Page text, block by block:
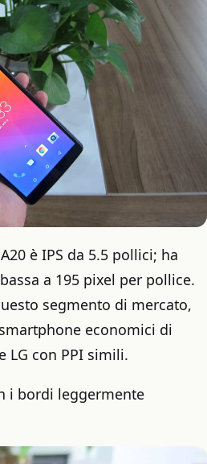
è IPS da 5.5 pollici; ha
a 195 pixel per pollice.
segmento di mercato,
economici di
LG con PPI simili.
i bordi leggermente